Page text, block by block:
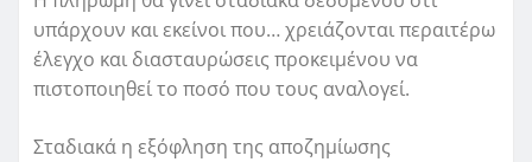
υπάρχουν και εκείνοι που… χρειάζονται περαιτέρω
έλεγχο και διασταυρώσεις προκειμένου να
πιστοποιηθεί το ποσό που τους αναλογεί.
Σταδιακά η εξόφληση της αποζημίωσης